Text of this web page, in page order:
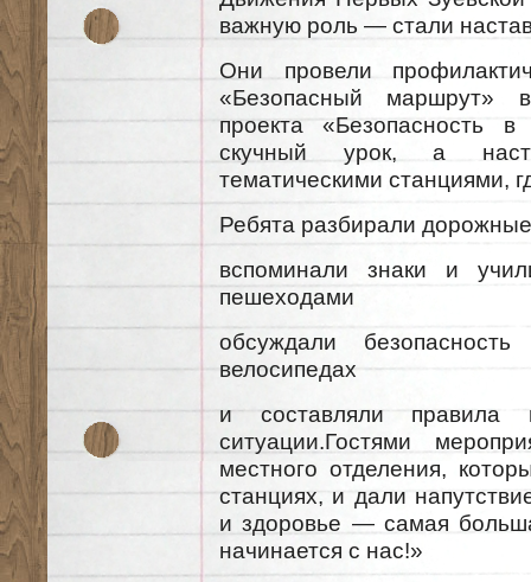
важную роль — стали
Они провели
«Безопасный маршрут»
проекта «Безопасность
скучный урок, а
тематическими станциями,
Ребята разбирали
вспоминали знаки и
пешеходами
обсуждали
велосипедах
и составляли правила
ситуации.Гостями
местного отделения,
станциях, и дали
и здоровье — самая
начинается с нас!»